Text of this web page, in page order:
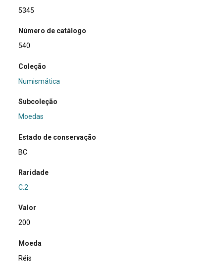
5345
Número de catálogo
540
Coleção
Numismática
Subcoleção
Moedas
Estado de conservação
BC
Raridade
C.2
Valor
200
Moeda
Réis